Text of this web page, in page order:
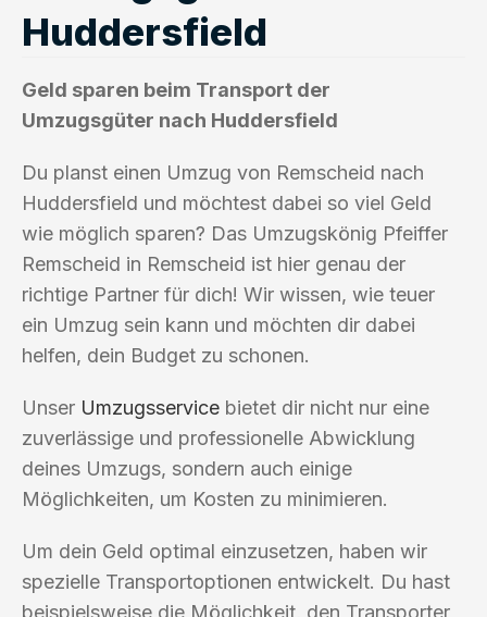
Huddersfield
Geld sparen beim Transport der
Umzugsgüter nach Huddersfield
Du planst einen Umzug von Remscheid nach
Huddersfield und möchtest dabei so viel Geld
wie möglich sparen? Das Umzugskönig Pfeiffer
Remscheid in Remscheid ist hier genau der
richtige Partner für dich! Wir wissen, wie teuer
ein Umzug sein kann und möchten dir dabei
helfen, dein Budget zu schonen.
Unser Umzugsservice bietet dir nicht nur eine
zuverlässige und professionelle Abwicklung
deines Umzugs, sondern auch einige
Möglichkeiten, um Kosten zu minimieren.
Um dein Geld optimal einzusetzen, haben wir
spezielle Transportoptionen entwickelt. Du hast
beispielsweise die Möglichkeit, den Transporter